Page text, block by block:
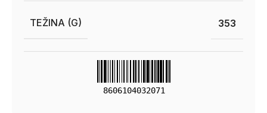
TEŽINA (G) 353
8606104032071